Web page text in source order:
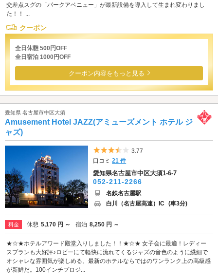
交差点スグの「パークアベニュー」が最新設備を導入して生まれ変わりまし
た！！ ...
クーポン
全日休憩 500円OFF
全日宿泊 1000円OFF
クーポン内容をもっと見る
愛知県 名古屋市中区大須
Amusement Hotel JAZZ(アミューズメント ホテル ジ
ャズ)
5つ星のうち3.5
3.77
口コミ21 件
愛知県名古屋市中区大須1-6-7
052-211-2266
名鉄名古屋駅
白川（名古屋高速）IC (車3分)
料金 休憩 5,170 円 ～ 宿泊 8,250 円 ～
★☆★ホテルアワード殿堂入りしました！！★☆★ 女子会に最適！レディー
スプランも大好評♪ロビーにて軽快に流れてくるジャズの音色のように繊細で
オシャレな雰囲気が楽しめる。最新のホテルならではのワンランク上の高級感
が新鮮だ。100インチプロジ...